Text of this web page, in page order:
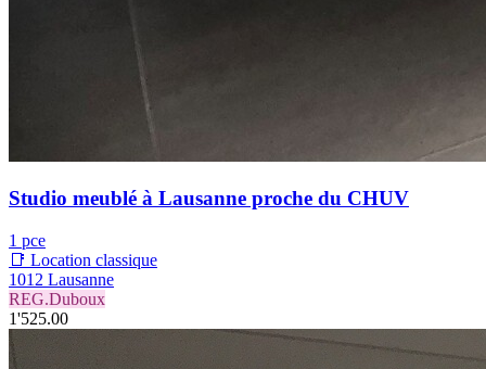
Studio meublé à Lausanne proche du CHUV
1 pce
📑 Location classique
1012 Lausanne
REG.Duboux
1'525.00